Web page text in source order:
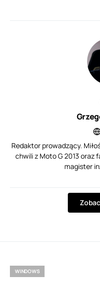
Redaktor prowadzący.
chwili z Moto G 2013 oraz
magister
WINDOWS